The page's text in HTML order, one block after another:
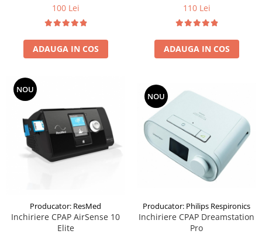
100 Lei
ADAUGA IN COS
110 Lei
ADAUGA IN COS
NOU
Producator: ResMed
Inchiriere CPAP AirSense 10
Elite
NOU
Producator: Philips Respironics
Inchiriere CPAP Dreamstation
Pro